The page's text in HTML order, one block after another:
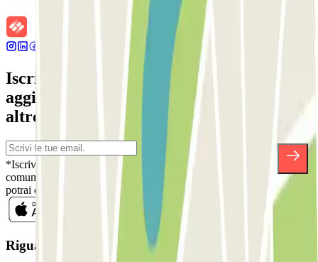
Iscriviti alla nostra Newsletter e rimani
aggiornato su sconti, concorsi e tante
altre sorprese.
*Iscrivendoti, accetti la nostra Informativa sulla Privacy per ricevere
comunicazioni commerciali da Parclick. Senza alcun impegno,
potrai disiscriverti quando vuoi direttamente dalla stessa newsletter.
Riguardo a Parclcik